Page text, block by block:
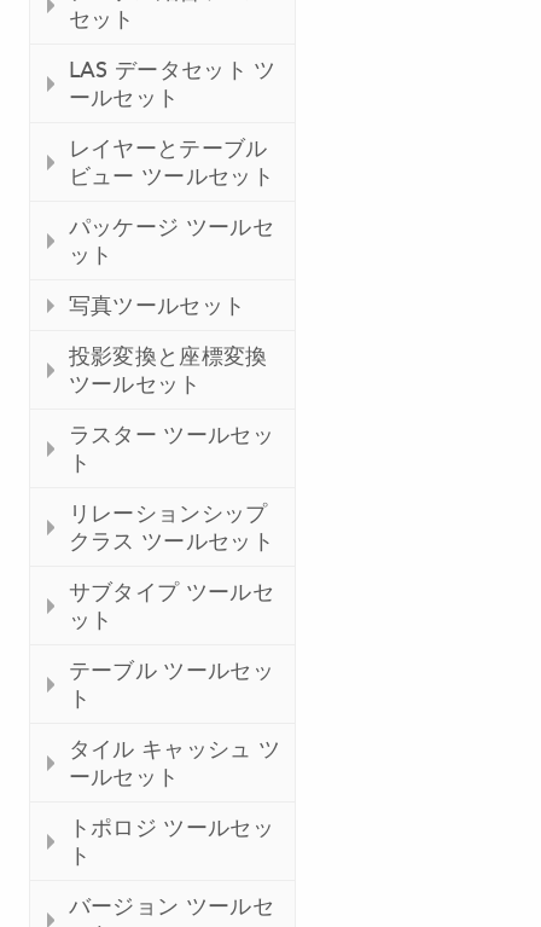
セット
LAS データセット ツ
ールセット
レイヤーとテーブル
ビュー ツールセット
パッケージ ツールセ
ット
写真ツールセット
投影変換と座標変換
ツールセット
ラスター ツールセッ
ト
リレーションシップ
クラス ツールセット
サブタイプ ツールセ
ット
テーブル ツールセッ
ト
タイル キャッシュ ツ
ールセット
トポロジ ツールセッ
ト
バージョン ツールセ